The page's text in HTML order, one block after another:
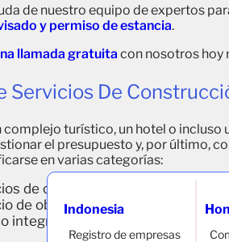
Indonesia
Registro de empresas
de nuestro equipo de expertos
y permiso de estancia.
llamada gratuita con nosotros hoy
Servicios De
complejo turístico, un hotel o incluso
el presupuesto y, por último,
en varias categorías:
de consulta sobre construcción
de obras
integrado entre construcción,